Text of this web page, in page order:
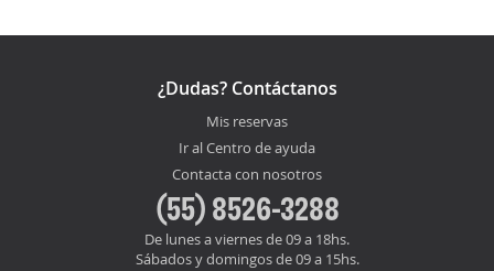
¿Dudas? Contáctanos
Mis reservas
Ir al Centro de ayuda
Contacta con nosotros
(55) 8526-3288
De lunes a viernes de 09 a 18hs.
Sábados y domingos de 09 a 15hs.